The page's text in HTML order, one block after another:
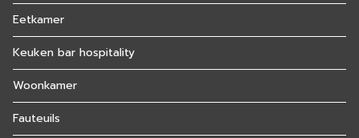
Eetkamer
Keuken bar hospitality
Woonkamer
Fauteuils